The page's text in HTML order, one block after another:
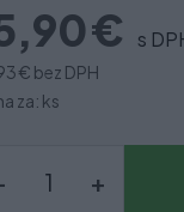
€ s
€ bez DPH
za: ks
+